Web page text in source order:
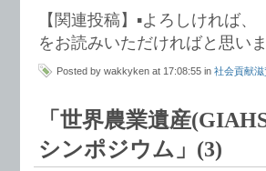
【関連投稿】▪️よろしければ、
をお読みいただければと思いま
Posted by wakkyken at 17:08:55 in 社会貢献滋
「世界農業遺産
シンポジウム」(3)